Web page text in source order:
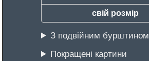
свій розмір
З подвійним бурштином
Покращені картини